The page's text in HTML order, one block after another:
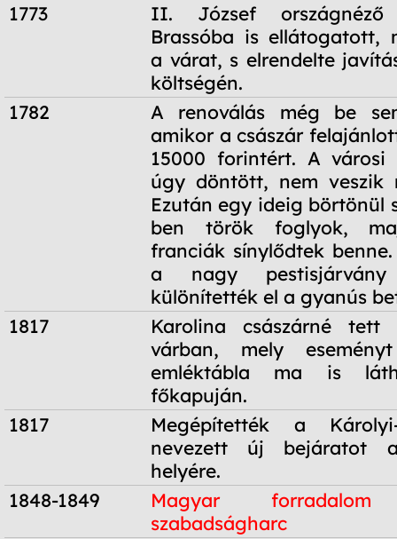
1773
II. József
Brassóba is ellátogatott,
a várat, s elrendelte
költségén.
1782
A renoválás még be
amikor a császár
15000 forintért. A városi
úgy döntött, nem veszik
Ezután egy ideig börtönül
ben török foglyok,
franciák sínylődtek
a nagy
különítették el a gyanús
1817
Karolina császárné
várban, mely
emléktábla ma is
főkapuján.
1817
Megépítették a
nevezett új bejáratot
helyére.
1848-1849
Magyar
szabadságharc